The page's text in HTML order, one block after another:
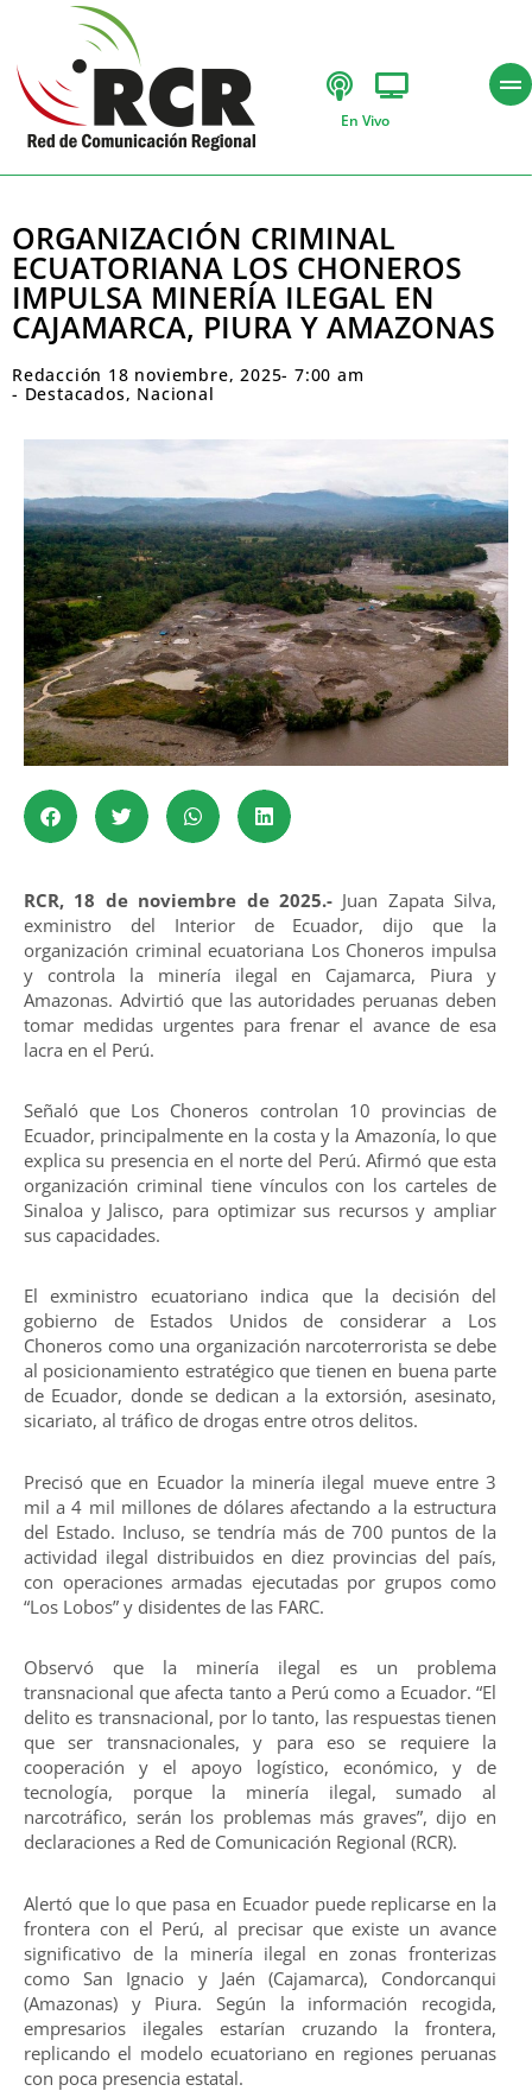
En Vivo
ORGANIZACIÓN CRIMINAL
ECUATORIANA LOS CHONEROS
IMPULSA MINERÍA ILEGAL EN
CAJAMARCA, PIURA Y AMAZONAS
Redacción 18 noviembre, 2025- 7:00 am
- Destacados, Nacional
RCR, 18 de noviembre de 2025.-Juan Zapata Silva,
exministro del Interior de Ecuador, dijo que la
organización criminal ecuatoriana Los Choneros impulsa
y controla la minería ilegal en Cajamarca, Piura y
Amazonas. Advirtió que las autoridades peruanas deben
tomar medidas urgentes para frenar el avance de esa
lacra en el Perú.
Señaló que Los Choneros controlan 10 provincias de
Ecuador, principalmente en la costa y la Amazonía, lo que
explica su presencia en el norte del Perú. Afirmó que esta
organización criminal tiene vínculos con los carteles de
Sinaloa y Jalisco, para optimizar sus recursos y ampliar
sus capacidades.
El exministro ecuatoriano indica que la decisión del
gobierno de Estados Unidos de considerar a Los
Choneros como una organización narcoterrorista se debe
al posicionamiento estratégico que tienen en buena parte
de Ecuador, donde se dedican a la extorsión, asesinato,
sicariato, al tráfico de drogas entre otros delitos.
Precisó que en Ecuador la minería ilegal mueve entre 3
mil a 4 mil millones de dólares afectando a la estructura
del Estado. Incluso, se tendría más de 700 puntos de la
actividad ilegal distribuidos en diez provincias del país,
con operaciones armadas ejecutadas por grupos como
“Los Lobos” y disidentes de las FARC.
Observó que la minería ilegal es un problema
transnacional que afecta tanto a Perú como a Ecuador. “El
delito es transnacional, por lo tanto, las respuestas tienen
que ser transnacionales, y para eso se requiere la
cooperación y el apoyo logístico, económico, y de
tecnología, porque la minería ilegal, sumado al
narcotráfico, serán los problemas más graves”, dijo en
declaraciones a Red de Comunicación Regional (RCR).
Alertó que lo que pasa en Ecuador puede replicarse en la
frontera con el Perú, al precisar que existe un avance
significativo de la minería ilegal en zonas fronterizas
como San Ignacio y Jaén (Cajamarca), Condorcanqui
(Amazonas) y Piura. Según la información recogida,
empresarios ilegales estarían cruzando la frontera,
replicando el modelo ecuatoriano en regiones peruanas
con poca presencia estatal.